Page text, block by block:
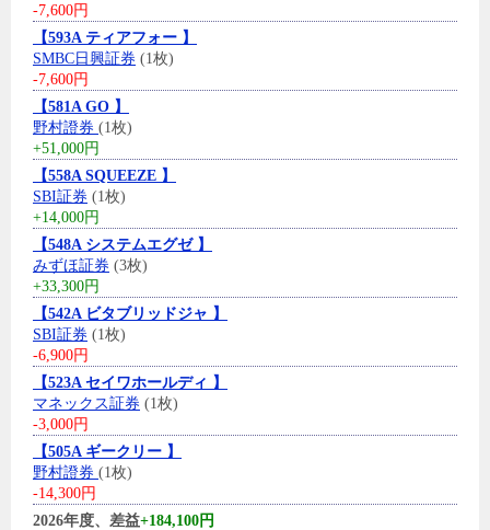
-7,600円
【593A ティアフォー 】
SMBC日興証券 (1枚)
-7,600円
【581A GO 】
野村證券 (1枚)
+51,000円
【558A SQUEEZE 】
SBI証券 (1枚)
+14,000円
【548A システムエグゼ 】
みずほ証券 (3枚)
+33,300円
【542A ビタブリッドジャ 】
SBI証券 (1枚)
-6,900円
【523A セイワホールディ 】
マネックス証券 (1枚)
-3,000円
【505A ギークリー 】
野村證券 (1枚)
-14,300円
2026年度、差益+184,100円